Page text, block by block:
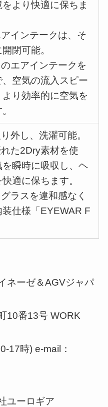
より快適に保ちま
インテークは、そ
閉可能。
エアインテークを
空気の流入スピー
より効率的に空気を
外し、洗濯可能。
た2Dry素材を使
を瞬時に吸収し、ヘ
適に保ちます。
ラスを違和感なく
仕様「EYEWAR F
ネーゼ＆AGVジャパ
10番13号 WORK
17時) e-mail：
ユーロギア